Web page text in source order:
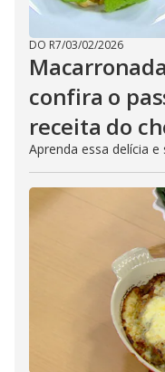
DO R7/03/02/2026
confira o
receita do
Aprenda essa delícia